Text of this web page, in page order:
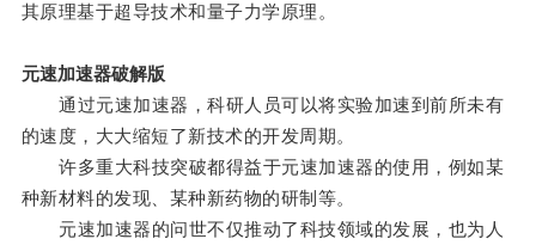
其原理基于超导技术和量子力学原理。
元速加速器破解版
通过元速加速器，科研人员可以将实验加速到前所未有
的速度，大大缩短了新技术的开发周期。
许多重大科技突破都得益于元速加速器的使用，例如某
种新材料的发现、某种新药物的研制等。
元速加速器的问世不仅推动了科技领域的发展，也为人